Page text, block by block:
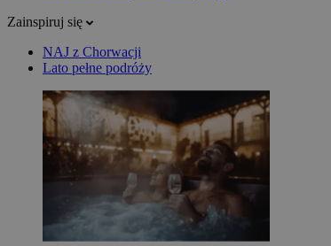
Zainspiruj się
NAJ z Chorwacji
Lato pełne podróży